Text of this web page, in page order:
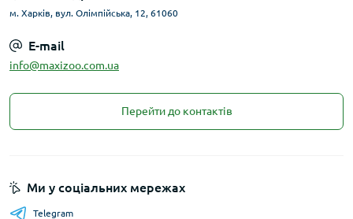
м. Харків, вул. Олімпійська, 12, 61060
E-mail
info@maxizoo.com.ua
Перейти до контактів
Ми у соціальних мережах
Telegram